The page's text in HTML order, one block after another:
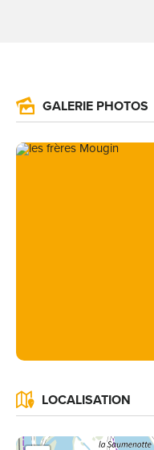
GALERIE PHOTOS
LOCALISATION